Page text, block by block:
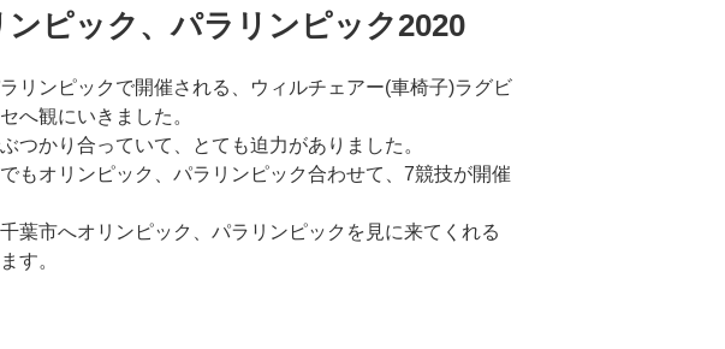
ンピック、パラリンピック2020
リンピックで開催される、ウィルチェアー(車椅子)ラグビ
へ観にいきました。
つかり合っていて、とても迫力がありました。
もオリンピック、パラリンピック合わせて、7競技が開催
葉市へオリンピック、パラリンピックを見に来てくれる
す。